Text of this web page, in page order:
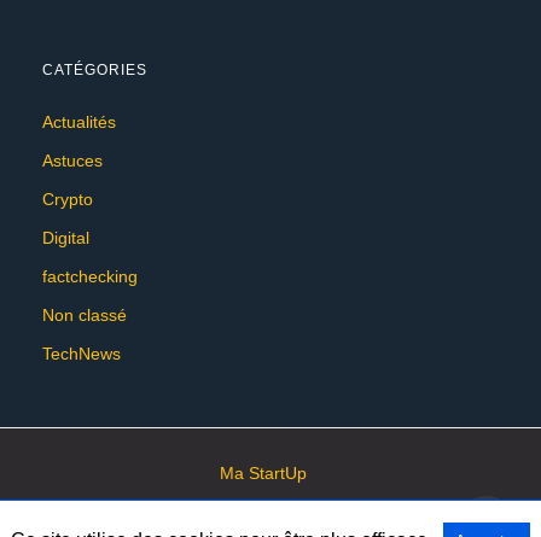
CATÉGORIES
Actualités
Astuces
Crypto
Digital
factchecking
Non classé
TechNews
Ma StartUp